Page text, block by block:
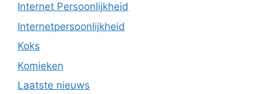
Internet Persoonlijkheid
Internetpersoonlijkheid
Koks
Komieken
Laatste nieuws